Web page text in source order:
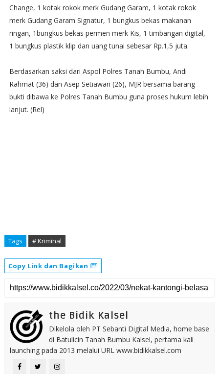
Change, 1 kotak rokok merk Gudang Garam, 1 kotak rokok
merk Gudang Garam Signatur, 1 bungkus bekas makanan
ringan, 1bungkus bekas permen merk Kis, 1 timbangan digital,
1 bungkus plastik klip dan uang tunai sebesar Rp.1,5 juta.
Berdasarkan saksi dari Aspol Polres Tanah Bumbu, Andi
Rahmat (36) dan Asep Setiawan (26), MJR bersama barang
bukti dibawa ke Polres Tanah Bumbu guna proses hukum lebih
lanjut. (Rel)
Tags # Kriminal
Copy Link dan Bagikan
the Bidik Kalsel
Dikelola oleh PT Sebanti Digital Media, home base
di Batulicin Tanah Bumbu Kalsel, pertama kali
launching pada 2013 melalui URL www.bidikkalsel.com